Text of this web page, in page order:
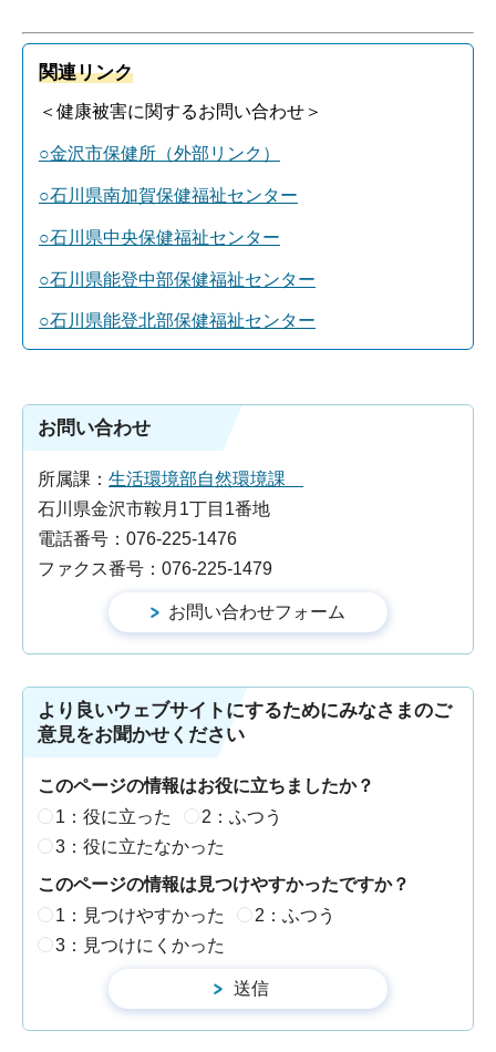
関連リンク
＜健康被害に関するお問い合わせ＞
○金沢市保健所（外部リンク）
○石川県南加賀保健福祉センター
○石川県中央保健福祉センター
○石川県能登中部保健福祉センター
○石川県能登北部保健福祉センター
お問い合わせ
所属課： 生活環境部自然環境課
石川県金沢市鞍月1丁目1番地
電話番号：076-225-1476
ファクス番号：076-225-1479
より良いウェブサイトにするためにみなさまのご
意見をお聞かせください
このページの情報はお役に立ちましたか？
1：役に立った
2：ふつう
3：役に立たなかった
このページの情報は見つけやすかったですか？
1：見つけやすかった
2：ふつう
3：見つけにくかった